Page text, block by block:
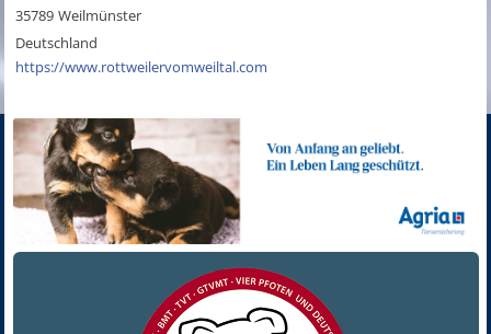
35789 Weilmünster
Deutschland
https://www.rottweilervomweiltal.com